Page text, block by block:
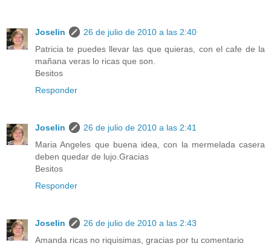
Joselin
26 de julio de 2010 a las 2:40
Patricia te puedes llevar las que quieras, con el cafe de la
mañana veras lo ricas que son.
Besitos
Responder
Joselin
26 de julio de 2010 a las 2:41
Maria Angeles que buena idea, con la mermelada casera
deben quedar de lujo.Gracias
Besitos
Responder
Joselin
26 de julio de 2010 a las 2:43
Amanda ricas no riquisimas, gracias por tu comentario